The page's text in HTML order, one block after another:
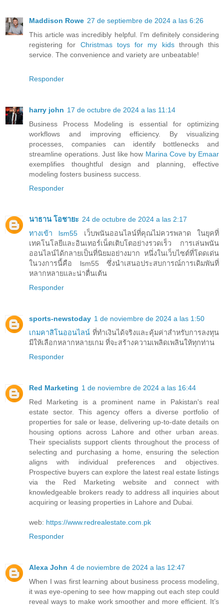
Maddison Rowe 27 de septiembre de 2024 a las 6:26
This article was incredibly helpful. I'm definitely considering
registering for Christmas toys for my kidsthrough this
service. The convenience and variety are unbeatable!
Responder
harry john 17 de octubre de 2024 a las 11:14
Business Process Modeling is essential for optimizing
workflows and improving efficiency. By visualizing
processes, companies can identify bottlenecks and
streamline operations. Just like how Marina Cove by Emaar
exemplifies thoughtful design and planning, effective
modeling fosters business success.
Responder
นาธาน โอชายะ 24 de octubre de 2024 a las 2:17
ทางเข้า lsm55 เว็บพนันออนไลน์ที่คุณไม่ควรพลาด ในยุคที่
เทคโนโลยีและอินเทอร์เน็ตเติบโตอย่างรวดเร็ว การเล่นพนัน
ออนไลน์ได้กลายเป็นที่นิยมอย่างมาก หนึ่งในเว็บไซต์ที่โดดเด่น
ในวงการนี้คือ lsm55 ซึ่งนำเสนอประสบการณ์การเดิมพันที่
หลากหลายและน่าตื่นเต้น
Responder
sports-newstoday 1 de noviembre de 2024 a las 1:50
เกมคาสิโนออนไลน์ ที่ทำเงินได้จริงและคุ้มค่าสำหรับการลงทุน
มีให้เลือกหลากหลายเกม ที่จะสร้างความเพลิดเพลินให้ทุกท่าน
Responder
Red Marketing 1 de noviembre de 2024 a las 16:44
Red Marketing is a prominent name in Pakistan's real
estate sector. This agency offers a diverse portfolio of
properties for sale or lease, delivering up-to-date details on
housing options across Lahore and other urban areas.
Their specialists support clients throughout the process of
selecting and purchasing a home, ensuring the selection
aligns with individual preferences and objectives.
Prospective buyers can explore the latest real estate listings
via the Red Marketing website and connect with
knowledgeable brokers ready to address all inquiries about
acquiring or leasing properties in Lahore and Dubai.
web: https://www.redrealestate.com.pk
Responder
Alexa John 4 de noviembre de 2024 a las 12:47
When I was first learning about business process modeling,
it was eye-opening to see how mapping out each step could
reveal ways to make work smoother and more efficient. It’s